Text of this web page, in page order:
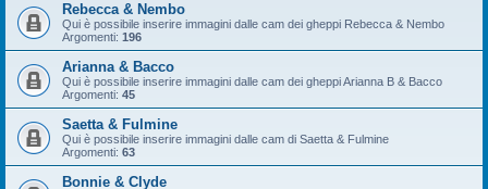
Rebecca & Nembo
Qui è possibile inserire immagini dalle cam dei gheppi Rebecca & Nembo
Argomenti: 196
Arianna & Bacco
Qui è possibile inserire immagini dalle cam dei gheppi Arianna B & Bacco
Argomenti: 45
Saetta & Fulmine
Qui è possibile inserire immagini dalle cam di Saetta & Fulmine
Argomenti: 63
Bonnie & Clyde